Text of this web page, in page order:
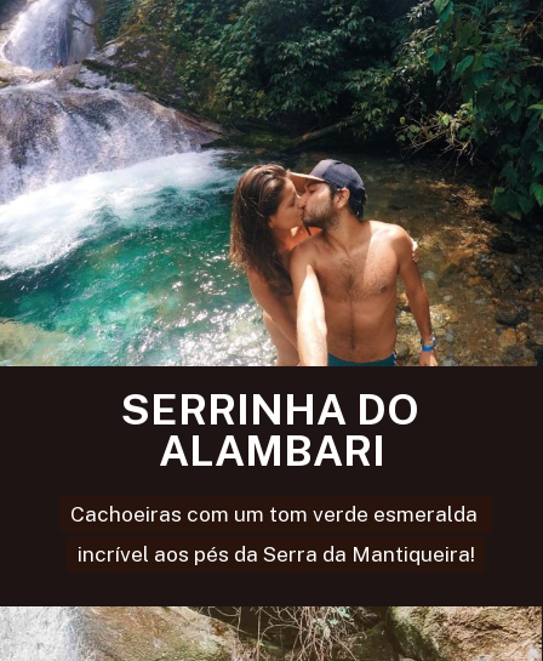
Opening https://www.maladeaventuras.com/o-que-fazer-em-teresopolis/
SERRINHA DO
ALAMBARI
Cachoeiras com um tom verde esmeralda
incrível aos pés da Serra da Mantiqueira!
Cachoeiras com um tom verde esmeralda
incrível aos pés da Serra da Mantiqueira!